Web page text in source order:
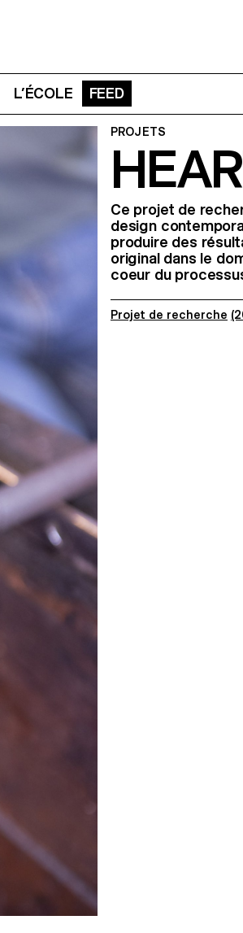
L’ÉCOLE FEED
PROJETS
Ce projet de
design
produire des
original dans le
coeur du
Projet de recherche